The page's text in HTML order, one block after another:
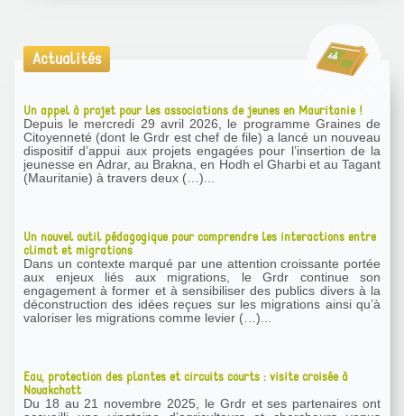
Actualités
Un appel à projet pour les associations de jeunes en Mauritanie !
Depuis le mercredi 29 avril 2026, le programme Graines de
Citoyenneté (dont le Grdr est chef de file) a lancé un nouveau
dispositif d’appui aux projets engagées pour l’insertion de la
jeunesse en Adrar, au Brakna, en Hodh el Gharbi et au Tagant
(Mauritanie) à travers deux (…)...
Un nouvel outil pédagogique pour comprendre les interactions entre
climat et migrations
Dans un contexte marqué par une attention croissante portée
aux enjeux liés aux migrations, le Grdr continue son
engagement à former et à sensibiliser des publics divers à la
déconstruction des idées reçues sur les migrations ainsi qu’à
valoriser les migrations comme levier (…)...
Eau, protection des plantes et circuits courts : visite croisée à
Nouakchott
Du 18 au 21 novembre 2025, le Grdr et ses partenaires ont